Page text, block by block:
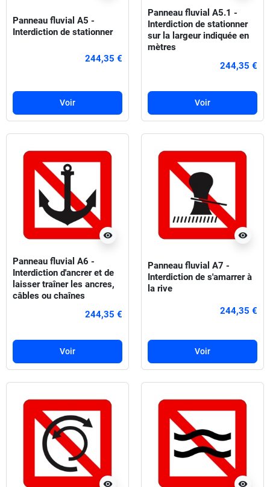
Panneau fluvial A5 -
Interdiction de stationner
244,35 €
Voir
Panneau fluvial A5.1 -
Interdiction de stationner
sur la largeur indiquée en
mètres
244,35 €
Voir
visibility
Panneau fluvial A6 -
Interdiction d'ancrer et de
laisser traîner les ancres,
câbles ou chaînes
244,35 €
Voir
visibility
Panneau fluvial A7 -
Interdiction de s'amarrer à
la rive
244,35 €
Voir
visibility visibility